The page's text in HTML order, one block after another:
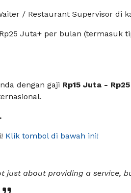
/ Restaurant Supervisor di
Juta+ per bulan (termasuk
dengan gaji Rp15 Juta -
Klik tombol di bawah ini!
just about providing a service,